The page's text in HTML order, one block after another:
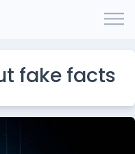
fake facts